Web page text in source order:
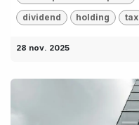
dividend holding tax
28 nov. 2025